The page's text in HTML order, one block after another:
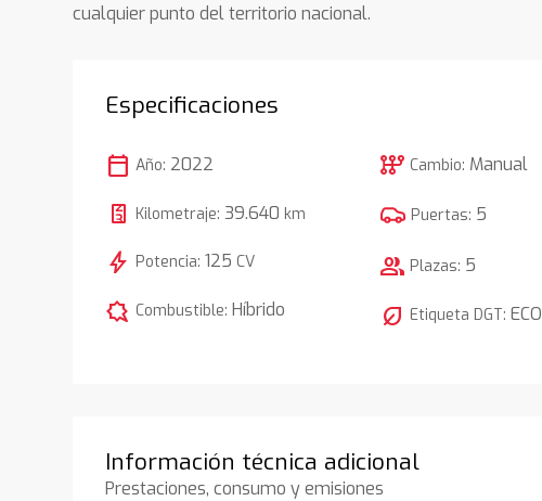
cualquier punto del territorio nacional.
Especificaciones
calendar_today Año: 2022
Kilometraje:39.640 km
bolt Potencia:125 CV
comic_bubble Combustible:Híbrido
auto_transmission Cambio: Manual
Puertas: 5
group Plazas: 5
nest_eco_leaf Etiqueta DGT:ECO
Información técnica adicional
Prestaciones, consumo y emisiones